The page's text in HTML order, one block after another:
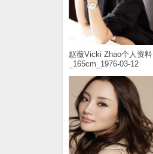
赵薇Vicki Zhao个人资料
_165cm_1976-03-12